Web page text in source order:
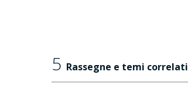
5 Rassegne e temi correlati